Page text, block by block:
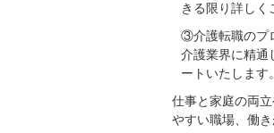
きる限り詳しく
③介護転職のプ
介護業界に精通
ートいたします
仕事と家庭の両
やすい職場、働